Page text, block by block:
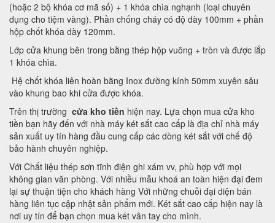
(hoặc 2 bộ khóa cơ mã số) + 1 khóa chìa nghạnh (loại chuyên
dụng cho tiệm vàng). Phần chống cháy có độ dày 100mm + phần
hộp chốt khóa dày 120mm.
Lớp cửa khung bên trong bằng thép hộp vuông + tròn và được lắp
1 khóa chìa.
Hệ chốt khóa liên hoàn bằng Inox đường kính 50mm xuyên sâu
vào khung bao khi cửa được khóa.
Trên thị trường cửa kho tiền hiện nay. Lựa chọn mua cửa kho
tiền bạn hãy đến với nhà máy két sắt cao cấp là địa chỉ nhà máy
sản xuất uy tín hàng đầu cung cấp các dòng két sắt với chế độ
bảo hành chuyên nghiệp.
Với Chất liệu thép sơn tĩnh điện ghi xám vv, phù hợp với mọi
không gian văn phòng. Với nhiều mẫu khoá an toàn hiện đại đem
lại sự thuận tiện cho khách hàng Với những chuỗi đại diện bán
hàng liên tục cập nhật sản phẩm mới. Két sắt cao cấp hiện nay là
nơi uy tín để bạn chọn mua két vân tay cho mình.